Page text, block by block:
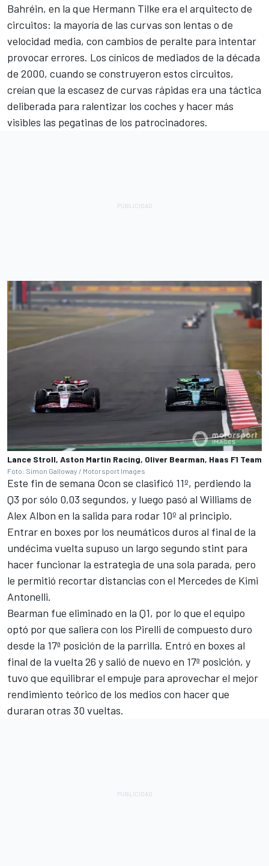
Bahréin, en la que Hermann Tilke era el arquitecto de
circuitos: la mayoría de las curvas son lentas o de
velocidad media, con cambios de peralte para intentar
provocar errores. Los cínicos de mediados de la década
de 2000, cuando se construyeron estos circuitos,
creían que la escasez de curvas rápidas era una táctica
deliberada para ralentizar los coches y hacer más
visibles las pegatinas de los patrocinadores.
Lance Stroll, Aston Martin Racing, Oliver Bearman, Haas F1 Team
Foto: Simon Galloway / Motorsport Images
Este fin de semana Ocon se clasificó 11º, perdiendo la
Q3 por sólo 0,03 segundos, y luego pasó al Williams de
Alex Albon en la salida para rodar 10º al principio.
Entrar en boxes por los neumáticos duros al final de la
undécima vuelta supuso un largo segundo stint para
hacer funcionar la estrategia de una sola parada, pero
le permitió recortar distancias con el Mercedes de Kimi
Antonelli.
Bearman fue eliminado en la Q1, por lo que el equipo
optó por que saliera con los Pirelli de compuesto duro
desde la 17ª posición de la parrilla. Entró en boxes al
final de la vuelta 26 y salió de nuevo en 17ª posición, y
tuvo que equilibrar el empuje para aprovechar el mejor
rendimiento teórico de los medios con hacer que
duraran otras 30 vueltas.